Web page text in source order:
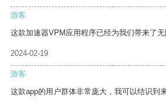
游客
这款加速器VPM应用程序已经为我们带来了无
2024-02-19
游客
这款app的用户群体非常庞大，我可以结识到